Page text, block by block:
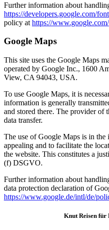
Further information about
https://developers.google.com/
policy at https://
Google Maps
This site uses the Google Maps
operated by Google Inc., 1600
View, CA 94043, USA.
To use Google Maps, it is
information is generally
and stored there. The provider of
data transfer.
The use of Google Maps is in
appealing and to facilitate the
the website. This constitutes a
(f) DSGVO.
Further information about
data protection declaration of
https://www.google.de/intl/de/
Knut Reisen für